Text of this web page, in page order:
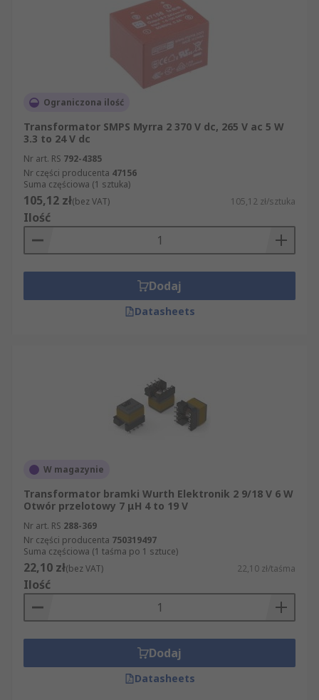
Ograniczona ilość
Transformator SMPS Myrra 2 370 V dc, 265 V ac 5 W
3.3 to 24 V dc
Nr art. RS 792-4385
Nr części producenta 47156
Suma częściowa (1 sztuka)
105,12 zł(bez VAT) 105,12 zł/sztuka
Ilość
Dodaj
Datasheets
W magazynie
Transformator bramki Wurth Elektronik 2 9/18 V 6 W
Otwór przelotowy 7 μH 4 to 19 V
Nr art. RS 288-369
Nr części producenta 750319497
Suma częściowa (1 taśma po 1 sztuce)
22,10 zł(bez VAT) 22,10 zł/taśma
Ilość
Dodaj
Datasheets